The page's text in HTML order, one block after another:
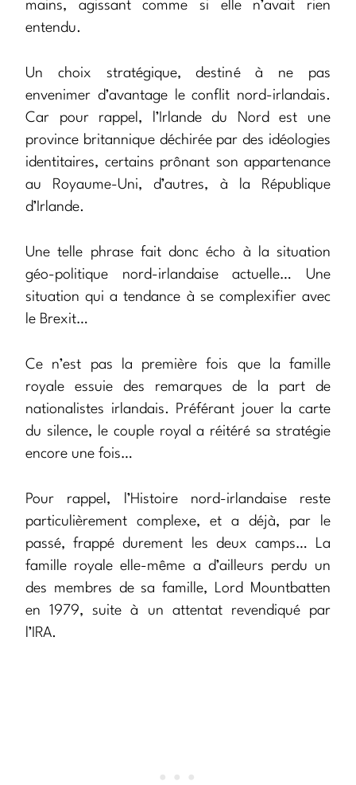
mains, agissant comme si elle n’avait rien
entendu.
Un choix stratégique, destiné à ne pas
envenimer d’avantage le conflit nord-irlandais.
Car pour rappel, l’Irlande du Nord est une
province britannique déchirée par des idéologies
identitaires, certains prônant son appartenance
au Royaume-Uni, d’autres, à la République
d’Irlande.
Une telle phrase fait donc écho à la situation
géo-politique nord-irlandaise actuelle… Une
situation qui a tendance à se complexifier avec
le Brexit…
Ce n’est pas la première fois que la famille
royale essuie des remarques de la part de
nationalistes irlandais. Préférant jouer la carte
du silence, le couple royal a réitéré sa stratégie
encore une fois…
Pour rappel, l’Histoire nord-irlandaise reste
particulièrement complexe, et a déjà, par le
passé, frappé durement les deux camps… La
famille royale elle-même a d’ailleurs perdu un
des membres de sa famille, Lord Mountbatten
en 1979, suite à un attentat revendiqué par
l’IRA.